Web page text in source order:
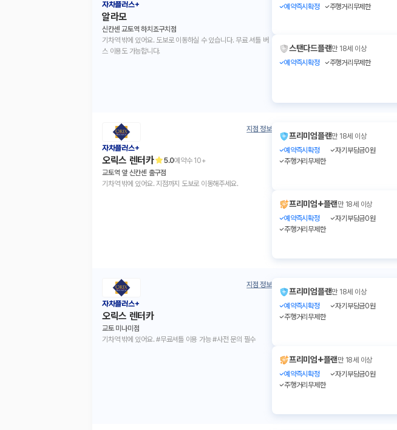
자차플러스+
알라모
신칸센 교토역 하치죠구치점
기차역 밖에 있어요. 도보로 이동하실 수 있습니다. 무료 셔틀 버
스 이용도 가능합니다.
예약즉시확정
주행거리무제한
스탠다드플랜만 18세 이상
예약즉시확정
주행거리무제한
지점 정보
자차플러스+
오릭스 렌터카 5.0예약수 10+
교토역 앞 신칸센 출구점
기차역 밖에 있어요. 지점까지 도보로 이동해주세요.
프리미엄플랜만 18세 이상
예약즉시확정
자기부담금0원
주행거리무제한
프리미엄+플랜만 18세 이상
예약즉시확정
자기부담금0원
주행거리무제한
지점 정보
자차플러스+
오릭스 렌터카
교토 미나미점
기차역 밖에 있어요. #무료셔틀 이용 가능 #사전 문의 필수
프리미엄플랜만 18세 이상
예약즉시확정
자기부담금0원
주행거리무제한
프리미엄+플랜만 18세 이상
예약즉시확정
자기부담금0원
주행거리무제한